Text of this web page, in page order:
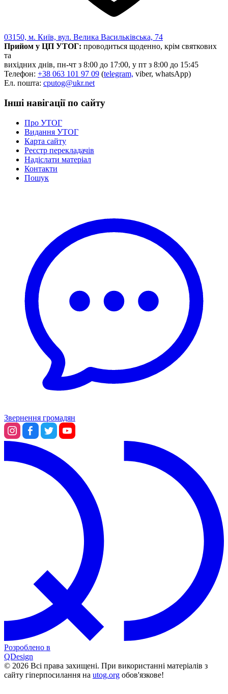
03150, м. Київ, вул. Велика Васильківська, 74
Прийом у ЦП УТОГ: проводиться щоденно, крім святкових
та
вихідних днів, пн-чт з 8:00 до 17:00, у пт з 8:00 до 15:45
Телефон: +38 063 101 97 09 (telegram, viber, whatsApp)
Ел. пошта: cputog@ukr.net
Інші навігації по сайту
Про УТОГ
Видання УТОГ
Карта сайту
Реєстр перекладачів
Надіслати матеріал
Контакти
Пошук
Звернення громадян
Розроблено в
QDesign
© 2026 Всі права захищені. При використанні матеріалів з
сайту гіперпосилання на utog.org обов'язкове!